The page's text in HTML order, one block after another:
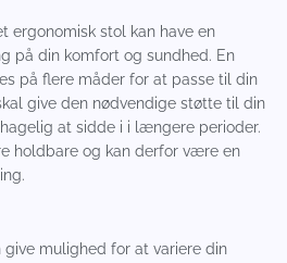
ergonomisk stol kan have en
på din komfort og sundhed. En
på flere måder for at passe til din
give den nødvendige støtte til din
at sidde i i længere perioder.
holdbare og kan derfor være en
mulighed for at variere din